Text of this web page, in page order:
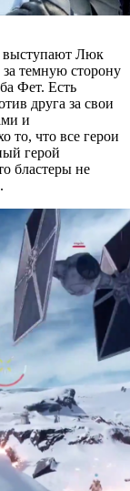
выступают Люк
темную сторону
Фет. Есть
друга за свои
и
то, что все герои
герой
бластеры не